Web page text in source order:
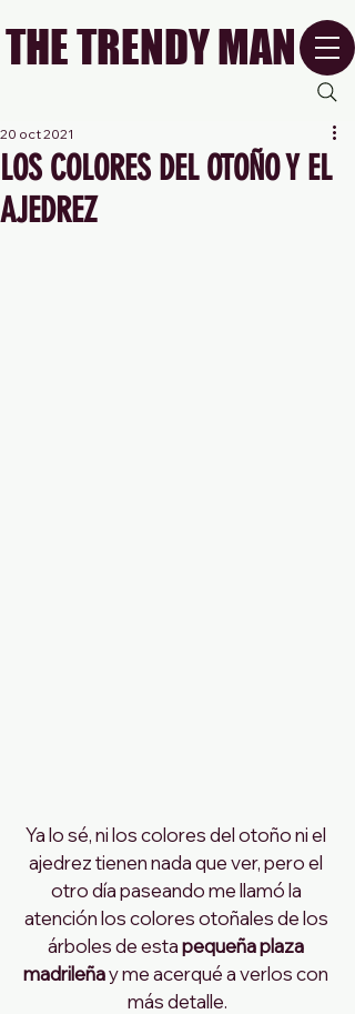
THE TRENDY MAN
LOS COLORES DEL OTOÑO Y EL
AJEDREZ
20 oct 2021
Ya lo sé, ni los colores del otoño ni el
ajedrez tienen nada que ver, pero el
otro día paseando me llamó la
atención los colores otoñales de los
árboles de esta pequeña plaza
madrileña y me acerqué a verlos con
más detalle.